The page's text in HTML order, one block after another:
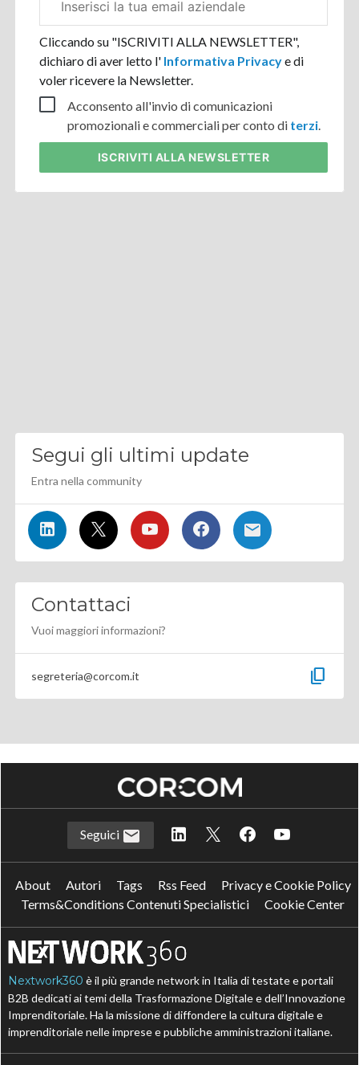
aziendale
Cliccando su "ISCRIVITI ALLA NEWSLETTER",
dichiaro di aver letto l' Informativa Privacye di
voler ricevere la Newsletter.
Acconsento all'invio di comunicazioni
promozionali e commerciali per conto di terzi.
ISCRIVITI ALLA NEWSLETTER
Segui gli ultimi update
Entra nella community
Contattaci
Vuoi maggiori informazioni?
segreteria@corcom.it content_copy
Seguici
About Autori Tags Rss Feed
Privacy e Cookie Policy
Terms&Conditions Contenuti Specialistici
Cookie Center
Nextwork360 è il più grande network in Italia di testate e portali
B2B dedicati ai temi della Trasformazione Digitale e dell’Innovazione
Imprenditoriale. Ha la missione di diffondere la cultura digitale e
imprenditoriale nelle imprese e pubbliche amministrazioni italiane.